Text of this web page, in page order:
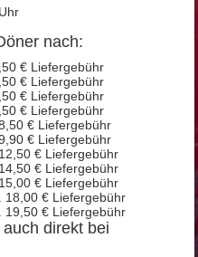
nach:
€ Liefergebühr
€ Liefergebühr
€ Liefergebühr
€ Liefergebühr
€ Liefergebühr
€ Liefergebühr
€ Liefergebühr
€ Liefergebühr
€ Liefergebühr
18,00 € Liefergebühr
19,50 € Liefergebühr
direkt bei